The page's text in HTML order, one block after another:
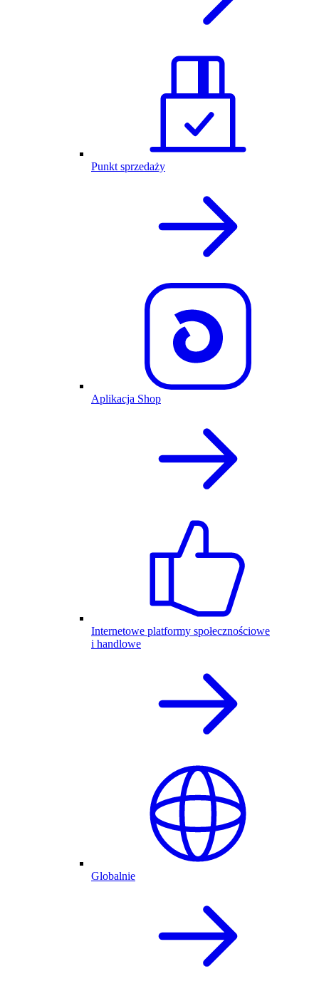
Punkt sprzedaży
Aplikacja Shop
Internetowe platformy społecznościowe
i handlowe
Globalnie